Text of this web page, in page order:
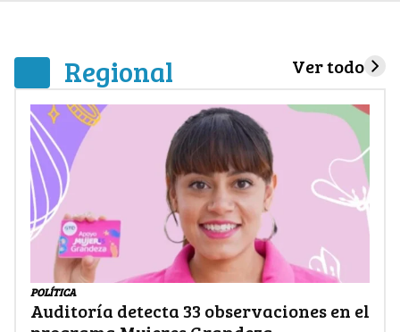
Regional Ver todo
POLÍTICA
Auditoría detecta 33 observaciones en el